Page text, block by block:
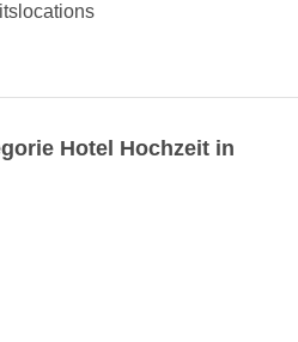
Hotel Hochzeit in